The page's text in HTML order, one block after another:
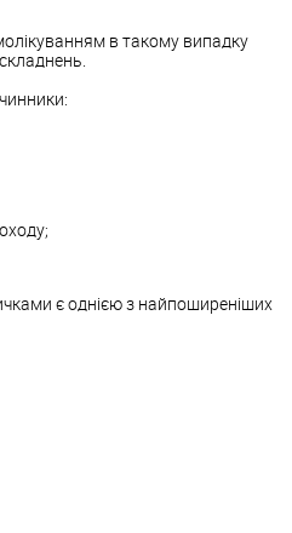
в такому випадку
є однією з найпоширеніших